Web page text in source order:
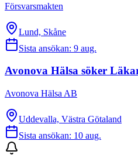
Försvarsmakten
Lund, Skåne
Sista ansökan: 9 aug.
Avonova Hälsa söker
Avonova Hälsa AB
Uddevalla, Västra Götaland
Sista ansökan: 10 aug.